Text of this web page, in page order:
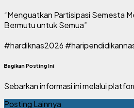
“Menguatkan Partisipasi Semesta
Bermutu untuk Semua”
#hardiknas2026
Bagikan Posting Ini
Sebarkan informasi ini melalui
Posting Lainnya